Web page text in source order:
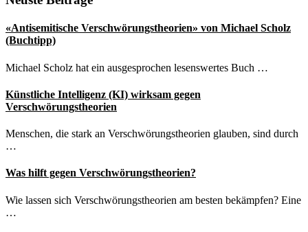
Covid-
19
«Antisemitische Verschwörungstheorien» von Michael Scholz
(Buchtipp)
Michael Scholz hat ein ausgesprochen lesenswertes Buch …
Künstliche Intelligenz (KI) wirksam gegen
Verschwörungstheorien
Menschen, die stark an Verschwörungstheorien glauben, sind durch
…
Was hilft gegen Verschwörungstheorien?
Wie lassen sich Verschwörungstheorien am besten bekämpfen? Eine
…